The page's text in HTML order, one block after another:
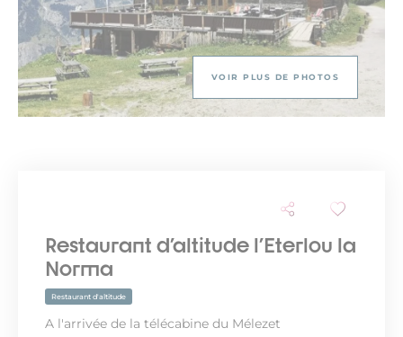
VOIR PLUS DE PHOTOS
Restaurant d'altitude l'Eterlou la
Norma
Restaurant d'altitude
A l'arrivée de la télécabine du Mélezet